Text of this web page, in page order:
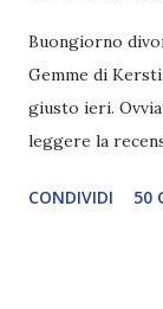
Buongiorno
Gemme di
giusto ieri.
leggere la
Green sono
CONDIVIDI 50